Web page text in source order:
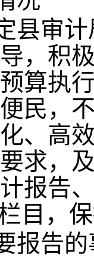
县审
，积
算执
民，
、高
求，
报告
目，
报告